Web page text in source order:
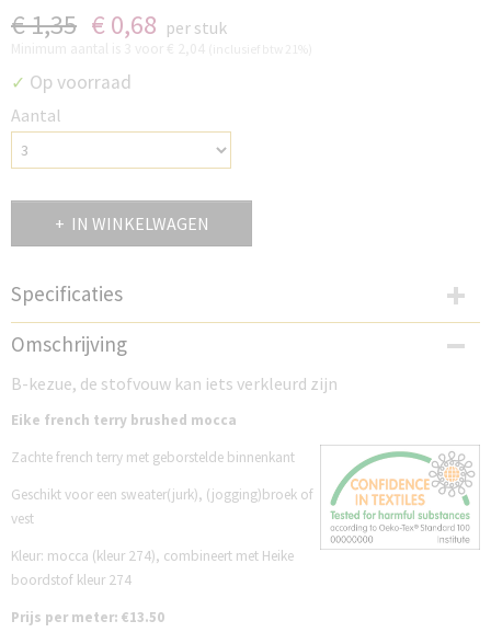
€ 1,35 € 0,68 per stuk
✓ Op voorraad
Aantal
IN WINKELWAGEN
Specificaties
Productcode
S274EFB
Omschrijving
B-kezue, de stofvouw kan iets verkleurd zijn
Eike french terry brushed mocca
Zachte french terry met geborstelde binnenkant
Geschikt voor een sweater(jurk), (jogging)broek of
vest
Kleur: mocca (kleur 274), combineert met Heike
boordstof kleur 274
Prijs per meter: €13.50